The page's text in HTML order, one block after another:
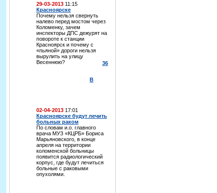
29-03-2013 11:15
Красноярске
Почему нельзя свернуть
налево перед мостом через
Коломенку, зачем
инспекторы ДПС дежурят на
повороте к станции
Красноярск и почему с
«пьяной» дороги нельзя
вырулить на улицу
Весеннюю?
36
02-04-2013 17:01
В
Красноярске будут лечить
больных раком
По словам и.о. главного
врача МУЗ «КЦРБ» Бориса
Марьяновского, в конце
апреля на территории
коломенской больницы
появится радиологический
корпус, где будут лечиться
больные с раковыми
опухолями.